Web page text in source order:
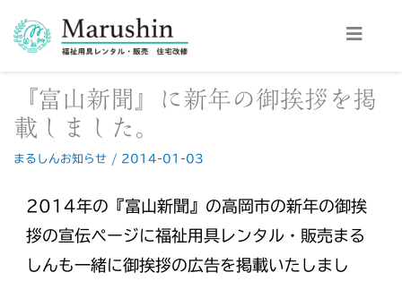
『富山新聞』に新年の御挨拶を掲
載しました。
まるしんお知らせ / 2014-01-03
2014年の『富山新聞』の高岡市の新年の御挨
拶の宣伝ページに福祉用具レンタル・販売まる
しんも一緒に御挨拶の広告を掲載いたしまし